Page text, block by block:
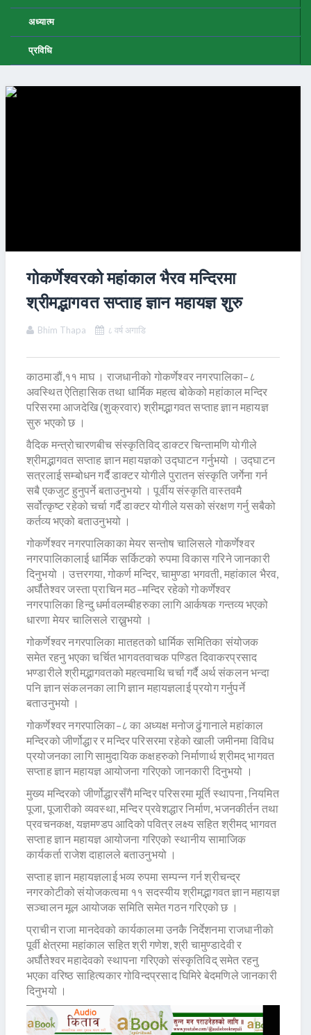
अध्यात्म
प्रविधि
गोकर्णेश्वरको महांकाल भैरव मन्दिरमा
श्रीमद्भागवत सप्ताह ज्ञान महायज्ञ शुरु
Bhim Thapa ८ वर्ष अगाडि
काठमाडाैं,११ माघ । राजधानीको गोकर्णेश्वर नगरपालिका–८
अवस्थित ऐतिहासिक तथा धार्मिक महत्व बोकेको महांकाल मन्दिर
परिसरमा आजदेखि (शुक्रवार) श्रीमद्भागवत सप्ताह ज्ञान महायज्ञ
सुरु भएको छ ।
वैदिक मन्त्रोचारणबीच संस्कृतिविद् डाक्टर चिन्तामणि योगीले
श्रीमद्भागवत सप्ताह ज्ञान महायज्ञको उद्घाटन गर्नुभयो । उद्घाटन
सत्रलाई सम्बोधन गर्दै डाक्टर योगीले पुरातन संस्कृति जर्गेना गर्न
सबै एकजुट हुनुपर्ने बताउनुभयो । पूर्वीय संस्कृति वास्तवमै
सर्वोत्कृष्ट रहेको चर्चा गर्दै डाक्टर योगीले यसको संरक्षण गर्नु सबैको
कर्तव्य भएको बताउनुभयो ।
गोकर्णेश्वर नगरपालिकाका मेयर सन्तोष चालिसले गोकर्णेश्वर
नगरपालिकालाई धार्मिक सर्किटको रुपमा विकास गरिने जानकारी
दिनुभयो । उत्तरगया, गोकर्ण मन्दिर, चामुण्डा भगवती, महांकाल भैरव,
अर्घौतेश्वर जस्ता प्राचिन मठ–मन्दिर रहेको गोकर्णेश्वर
नगरपालिका हिन्दु धर्मावलम्बीहरुका लागि आर्कषक गन्तव्य भएको
धारणा मेयर चालिसले राख्नुभयो ।
गोकर्णेश्वर नगरपालिका मातहतको धार्मिक समितिका संयोजक
समेत रहनु भएका चर्चित भागवतवाचक पण्डित दिवाकरप्रसाद
भण्डारीले श्रीमद्भागवतको महत्वमाथि चर्चा गर्दै अर्थ संकलन भन्दा
पनि ज्ञान संकलनका लागि ज्ञान महायज्ञलाई प्रयोग गर्नुपर्ने
बताउनुभयो ।
गोकर्णेश्वर नगरपालिका–८ का अध्यक्ष मनोज ढुंगानाले महांकाल
मन्दिरको जीर्णोद्धार र मन्दिर परिसरमा रहेको खाली जमीनमा विविध
प्रयोजनका लागि सामुदायिक कक्षहरुको निर्माणार्थ श्रीमद् भागवत
सप्ताह ज्ञान महायज्ञ आयोजना गरिएको जानकारी दिनुभयो ।
मुख्य मन्दिरको जीर्णोद्धारसँगै मन्दिर परिसरमा मूर्ति स्थापना, नियमित
पूजा, पूजारीको व्यवस्था, मन्दिर प्रवेशद्धार निर्माण, भजनकीर्तन तथा
प्रवचनकक्ष, यज्ञमण्डप आदिको पवित्र लक्ष्य सहित श्रीमद् भागवत
सप्ताह ज्ञान महायज्ञ आयोजना गरिएको स्थानीय सामाजिक
कार्यकर्ता राजेश दाहालले बताउनुभयो ।
सप्ताह ज्ञान महायज्ञलाई भव्य रुपमा सम्पन्न गर्न श्रीचन्द्र
नगरकोटीको संयोजकत्वमा ११ सदस्यीय श्रीमद्भागवत ज्ञान महायज्ञ
सञ्चालन मूल आयोजक समिति समेत गठन गरिएको छ ।
प्राचीन राजा मानदेवको कार्यकालमा उनकै निर्देशनमा राजधानीको
पूर्वी क्षेत्रमा महांकाल सहित श्री गणेश, श्री चामुण्डादेवी र
अर्घौतेश्वर महादेवको स्थापना गरिएको संस्कृतिविद् समेत रहनु
भएका वरिष्ठ साहित्यकार गोविन्दप्रसाद घिमिरे बेदमणिले जानकारी
दिनुभयो ।